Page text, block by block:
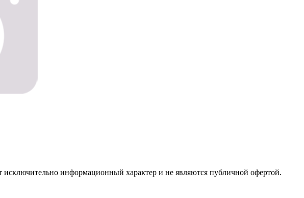
информационный характер и не являются публичной офертой.